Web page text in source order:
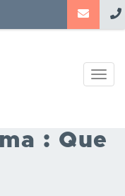
: Que